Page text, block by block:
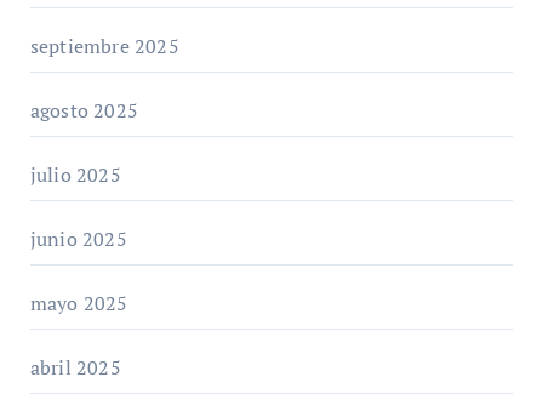
septiembre 2025
agosto 2025
julio 2025
junio 2025
mayo 2025
abril 2025